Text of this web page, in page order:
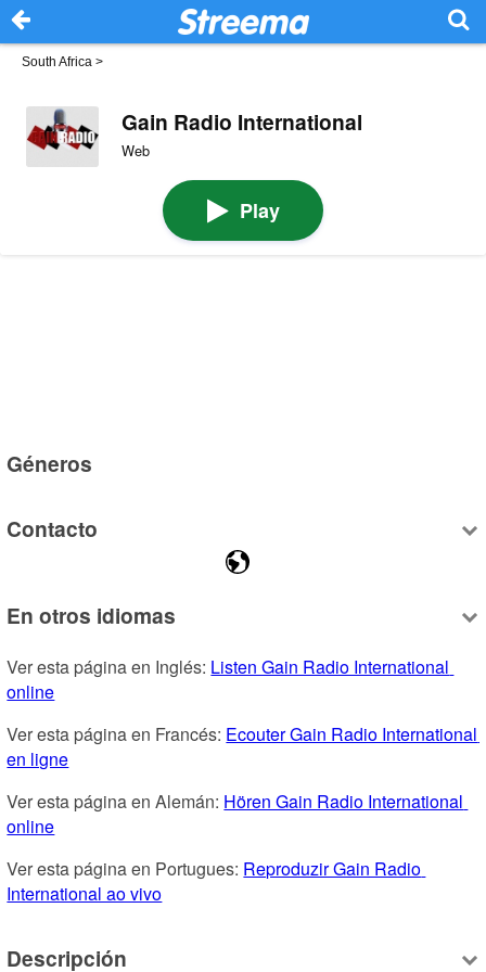
South Africa >
Gain Radio International
Web
Play
Géneros
Contacto
En otros idiomas
Ver esta página en Inglés: Listen Gain Radio International
online
Ver esta página en Francés: Ecouter Gain Radio International
en ligne
Ver esta página en Alemán: Hören Gain Radio International
online
Ver esta página en Portugues: Reproduzir Gain Radio
International ao vivo
Descripción